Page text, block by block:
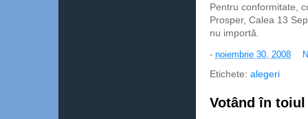
Pentru conformitate,
Prosper, Calea 13
nu importă.
- noiembrie 30, 2008
Etichete: alegeri
Votând în